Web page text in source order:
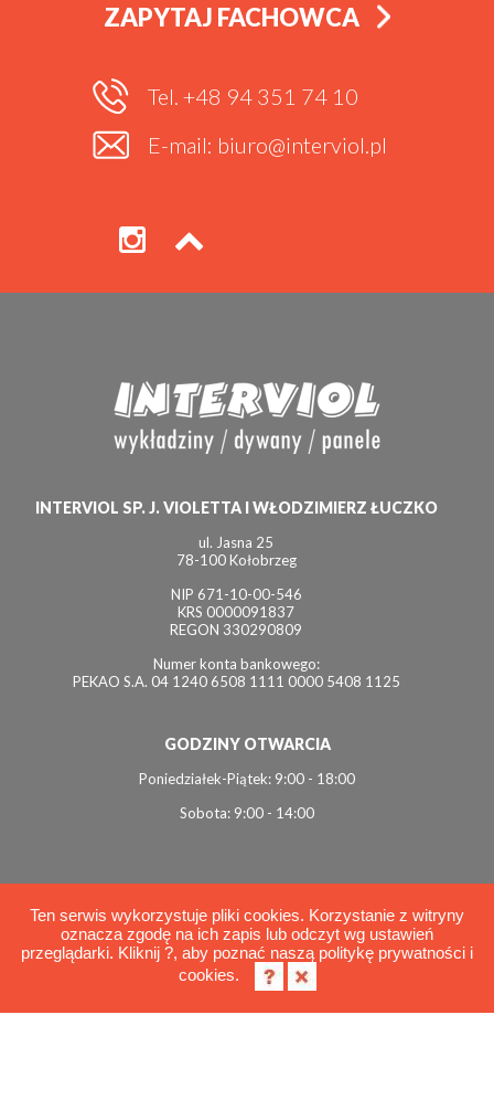
ZAPYTAJ FACHOWCA
Tel. +48 94 351 74 10
E-mail: biuro@interviol.pl
INTERVIOL SP. J. VIOLETTA I WŁODZIMIERZ ŁUCZKO
ul. Jasna 25
78-100 Kołobrzeg
NIP 671-10-00-546
KRS 0000091837
REGON 330290809
Numer konta bankowego:
PEKAO S.A. 04 1240 6508 1111 0000 5408 1125
GODZINY OTWARCIA
Poniedziałek-Piątek: 9:00 - 18:00
Sobota: 9:00 - 14:00
© 2026 Interviol
Polityka cookies
Ten serwis wykorzystuje pliki cookies. Korzystanie z witryny
oznacza zgodę na ich zapis lub odczyt wg ustawień
przeglądarki. Kliknij ?, aby poznać naszą politykę prywatności i
cookies.